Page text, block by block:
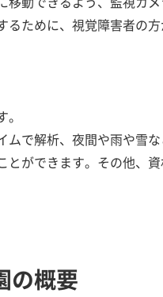
ために、視覚障害者の
で解析、夜間や雨や雪
ができます。その他、
の概要